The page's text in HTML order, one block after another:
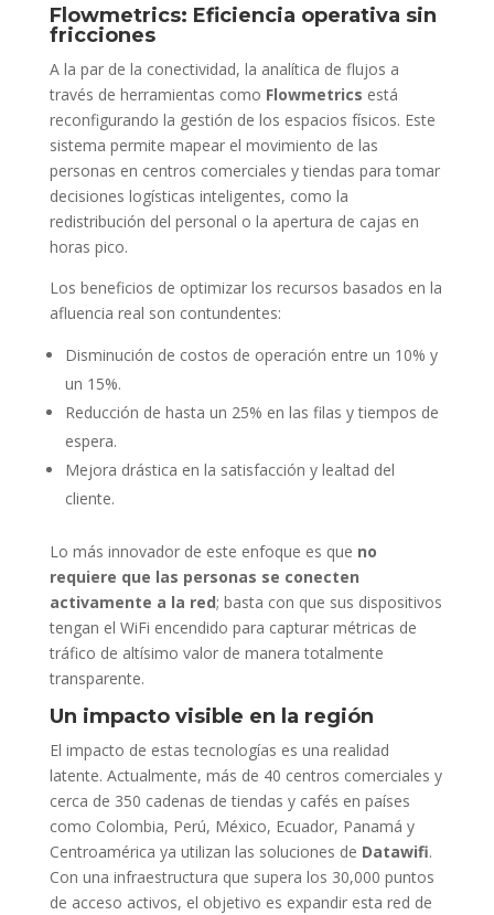
Flowmetrics: Eficiencia operativa sin
fricciones
A la par de la conectividad, la analítica de flujos a
través de herramientas como Flowmetrics está
reconfigurando la gestión de los espacios físicos. Este
sistema permite mapear el movimiento de las
personas en centros comerciales y tiendas para tomar
decisiones logísticas inteligentes, como la
redistribución del personal o la apertura de cajas en
horas pico.
Los beneficios de optimizar los recursos basados en la
afluencia real son contundentes:
Disminución de costos de operación entre un 10% y
un 15%.
Reducción de hasta un 25% en las filas y tiempos de
espera.
Mejora drástica en la satisfacción y lealtad del
cliente.
Lo más innovador de este enfoque es que no
requiere que las personas se conecten
activamente a la red; basta con que sus dispositivos
tengan el WiFi encendido para capturar métricas de
tráfico de altísimo valor de manera totalmente
transparente.
Un impacto visible en la región
El impacto de estas tecnologías es una realidad
latente. Actualmente, más de 40 centros comerciales y
cerca de 350 cadenas de tiendas y cafés en países
como Colombia, Perú, México, Ecuador, Panamá y
Centroamérica ya utilizan las soluciones de Datawifi.
Con una infraestructura que supera los 30,000 puntos
de acceso activos, el objetivo es expandir esta red de